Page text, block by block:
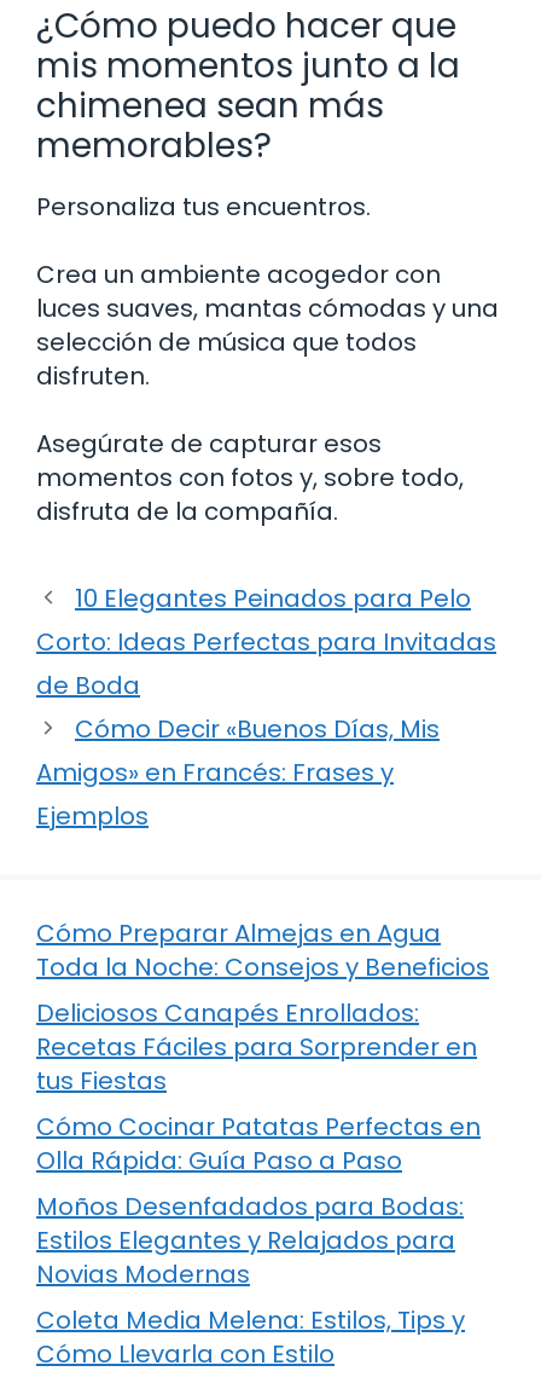
¿Cómo puedo hacer que
mis momentos junto a la
chimenea sean más
memorables?
Personaliza tus encuentros.
Crea un ambiente acogedor con
luces suaves, mantas cómodas y una
selección de música que todos
disfruten.
Asegúrate de capturar esos
momentos con fotos y, sobre todo,
disfruta de la compañía.
10 Elegantes Peinados para Pelo
Corto: Ideas Perfectas para Invitadas
de Boda
Cómo Decir «Buenos Días, Mis
Amigos» en Francés: Frases y
Ejemplos
Cómo Preparar Almejas en Agua
Toda la Noche: Consejos y Beneficios
Deliciosos Canapés Enrollados:
Recetas Fáciles para Sorprender en
tus Fiestas
Cómo Cocinar Patatas Perfectas en
Olla Rápida: Guía Paso a Paso
Moños Desenfadados para Bodas:
Estilos Elegantes y Relajados para
Novias Modernas
Coleta Media Melena: Estilos, Tips y
Cómo Llevarla con Estilo